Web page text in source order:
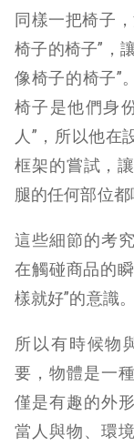
同樣一把椅子
椅子的椅子”，
像椅子的椅子”
椅子是他們身
人”，所以他在
框架的嘗試，
腿的任何部位都
這些細節的考
在觸碰商品的
樣就好”的意識
所以有時候物
要，物體是一
僅是有趣的外
當人與物、環